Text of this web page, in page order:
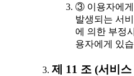
③ 이용자에게
발생되는 서
에 의한 부정
용자에게 있
제 11 조 (서비